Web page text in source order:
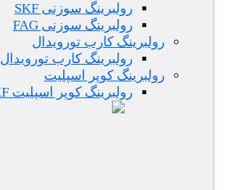
رولبرینگ سوزنی SKF
رولبرینگ سوزنی FAG
رولبرینگ کارب تورویدال
رولبرینگ کارب تورویدال FAG
رولبرینگ کوپر اسپلیت
رولبرینگ کوپر اسپلیت SKF